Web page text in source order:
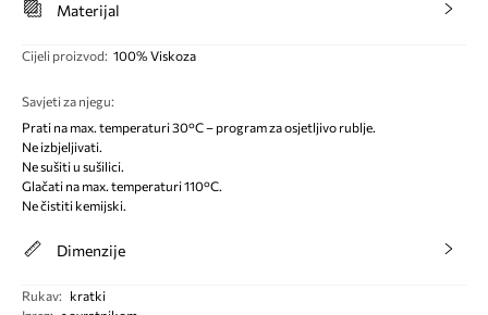
Materijal
Cijeli proizvod: 100% Viskoza
Savjeti za njegu:
Prati na max. temperaturi 30°C – program za osjetljivo rublje.
Ne izbjeljivati.
Ne sušiti u sušilici.
Glačati na max. temperaturi 110°C.
Ne čistiti kemijski.
Dimenzije
Rukav:
kratki